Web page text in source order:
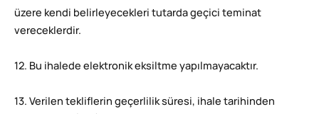
üzere kendi belirleyecekleri tutarda geçici teminat
vereceklerdir.
12. Bu ihalede elektronik eksiltme yapılmayacaktır.
13. Verilen tekliflerin geçerlilik süresi, ihale tarihinden